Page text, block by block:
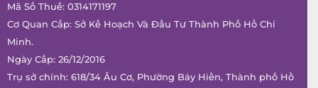
Mã Số Thuế: 0314171197
Cơ Quan Cấp: Sở Kế Hoạch Và Đầu Tư Thành Phố Hồ Chí
Minh.
Ngày Cấp: 26/12/2016
Trụ sở chính: 618/34 Âu Cơ, Phường Bảy Hiền, Thành phố Hồ